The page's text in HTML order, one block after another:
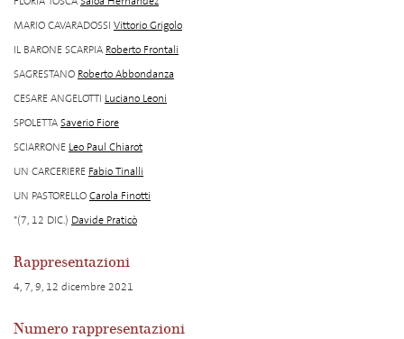
MARIO CAVARADOSSI Vittorio Grigolo
IL BARONE SCARPIA Roberto Frontali
SAGRESTANO Roberto Abbondanza
CESARE ANGELOTTI Luciano Leoni
SPOLETTASaverio Fiore
SCIARRONE Leo Paul Chiarot
UN CARCERIERE Fabio Tinalli
UN PASTORELLOCarola Finotti
*(7, 12 DIC.) Davide Praticò
Rappresentazioni
4, 7, 9, 12 dicembre 2021
Numero rappresentazioni